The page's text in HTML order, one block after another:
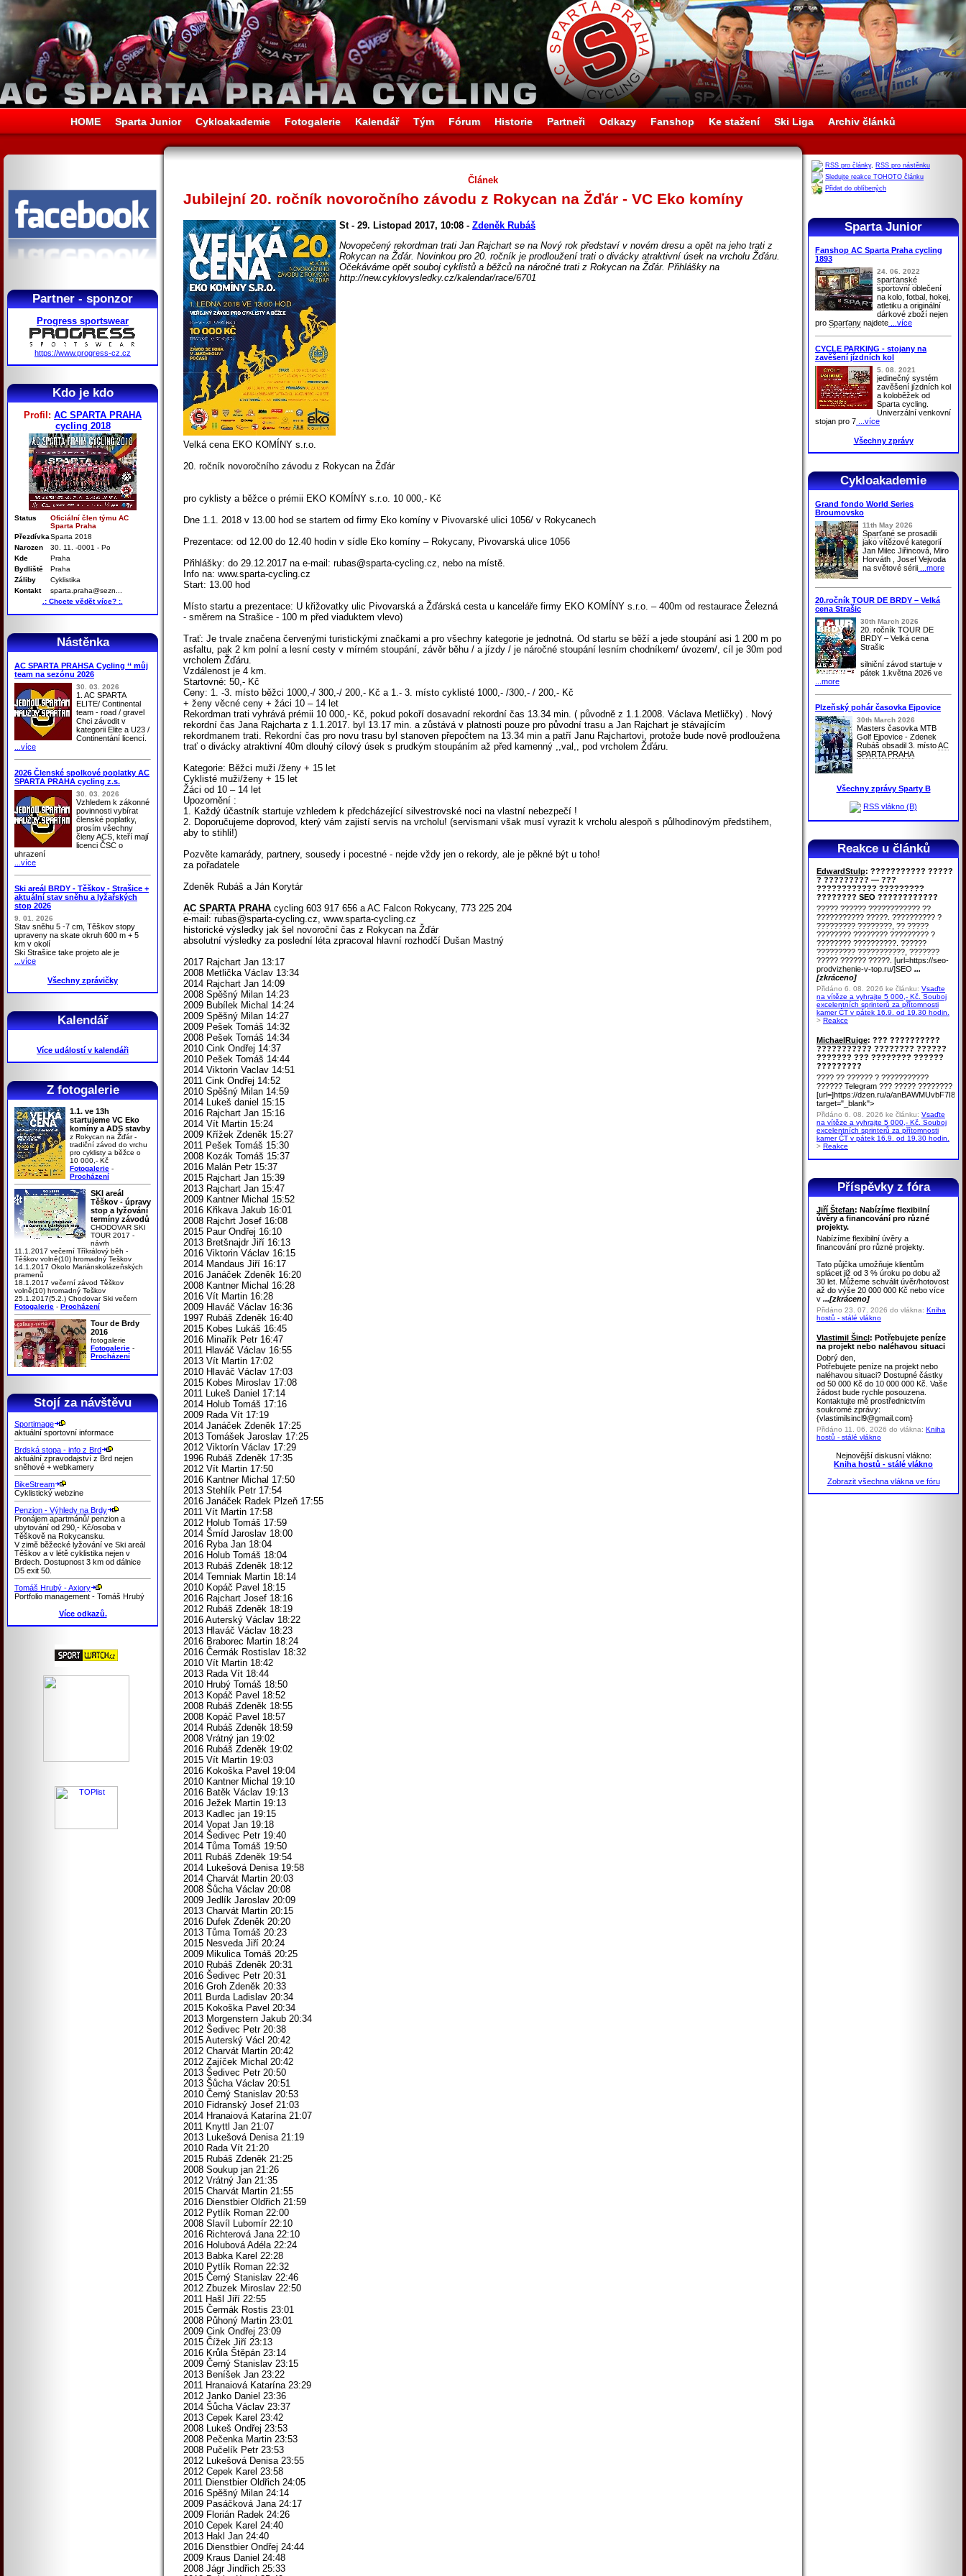
HOME Sparta Junior Cykloakademie Fotogalerie Kalendář Tým Fórum Historie Partneři Odkazy Fanshop Ke stažení Ski Liga Archiv článků
Partner - sponzor
Progress sportswear
https://www.progress-cz.cz
Kdo je kdo
Profil: AC SPARTA PRAHA
cycling 2018
Status
Oficiální člen týmu AC
Sparta Praha
PřezdívkaSparta 2018
Narozen
30. 11. -0001 - Po
Kde
Praha
Bydliště
Praha
Záliby
Cyklistika
Kontakt
sparta.praha@sezn...
.: Chcete vědět více? :.
Nástěnka
AC SPARTA PRAHSA Cycling ‘‘ můj
team na sezónu 2026
30. 03. 2026
1. AC SPARTA
ELITE/ Continental
team - road / gravel
Chci závodit v
kategorii Elite a U23 /
Continentání licencí.
...více
2026 Členské spolkové poplatky AC
SPARTA PRAHA cycling z.s.
30. 03. 2026
Vzhledem k zákonné
povinnosti vybírat
členské poplatky,
prosím všechny
členy ACS, kteří mají
licenci ČSC o
uhrazení
...více
Ski areál BRDY - Těškov - Strašice +
aktuální stav sněhu a lyžařských
stop 2026
9. 01. 2026
Stav sněhu 5 -7 cm, Těškov stopy
upraveny na skate okruh 600 m + 5
km v okolí
Ski Strašice take projeto ale je
...více
Všechny zprávičky
Kalendář
Více událostí v kalendáři
Z fotogalerie
1.1. ve 13h
startujeme VC Eko
komíny a ADS stavby
z Rokycan na Žďár -
tradiční závod do vrchu
pro cyklisty a běžce o
10 000,- Kč
Fotogalerie -
Procházení
SKI areál
Těškov - úpravy
stop a lyžování
termíny závodů
CHODOVAR SKI
TOUR 2017 -
návrh
11.1.2017 večerní Tříkrálový běh -
Těškov volně(10) hromadný Teškov
14.1.2017 Okolo Mariánskolázeňských
pramenů
18.1.2017 večerní závod Těškov
volně(10) hromadný Teškov
25.1.2017(5.2.) Chodovar Ski večern
Fotogalerie - Procházení
Tour de Brdy
2016
fotogalerie
Fotogalerie -
Procházení
Stojí za návštěvu
Sportimage
aktuální sportovní informace
Brdská stopa - info z Brd
aktuální zpravodajství z Brd nejen
sněhové + webkamery
BikeStream
Cyklistický webzine
Penzion - Výhledy na Brdy
Pronájem apartmánů/ penzion a
ubytování od 290,- Kč/osoba v
Těškově na Rokycansku.
V zimě běžecké lyžování ve Ski areál
Těškov a v létě cyklistika nejen v
Brdech. Dostupnost 3 km od dálnice
D5 exit 50.
Tomáš Hrubý - Axiory
Portfolio management - Tomáš Hrubý
Více odkazů.
Článek
Jubilejní 20. ročník novoročního závodu z Rokycan na Žďár - VC Eko komíny
St - 29. Listopad 2017, 10:08 - Zdeněk Rubáš
Novopečený rekordman trati Jan Rajchart se na Nový rok představí v novém dresu a opět na jeho trati z
Rokycan na Žďár. Novinkou pro 20. ročník je prodloužení trati o divácky atraktivní úsek na vrcholu Žďáru.
Očekáváme opět souboj cyklistů a běžců na náročné trati z Rokycan na Žďár. Přihlášky na
http://new.cyklovysledky.cz/kalendar/race/6701
Velká cena EKO KOMÍNY s.r.o.
20. ročník novoročního závodu z Rokycan na Žďár
pro cyklisty a běžce o prémii EKO KOMÍNY s.r.o. 10 000,- Kč
Dne 1.1. 2018 v 13.00 hod se startem od firmy Eko komíny v Pivovarské ulici 1056/ v Rokycanech
Prezentace: od 12.00 do 12.40 hodin v sídle Eko komíny – Rokycany, Pivovarská ulice 1056
Přihlášky: do 29.12.2017 na e-mail: rubas@sparta-cycling.cz, nebo na místě.
Info na: www.sparta-cycling.cz
Start: 13.00 hod
Místo startu a prezentace: U křižovatky ulic Pivovarská a Žďárská cesta u kanceláře firmy EKO KOMÍNY s.r.o. – 400m od restaurace Železná
- směrem na Strašice - 100 m před viaduktem vlevo)
Trať: Je trvale značena červenými turistickými značkami a pro všechny kategorie je jednotná. Od startu se běží a jede stoupání asi 1 200 m po
asfaltu, pak 2 km polní a lesní cesty v mírném stoupání, závěr běhu / a jízdy / je náročné stoupání lesním chodníkem/ úvozem/, cíl je 30m pod
vrcholem Žďáru.
Vzdálenost je 4 km.
Startovné: 50,- Kč
Ceny: 1. -3. místo běžci 1000,-/ 300,-/ 200,- Kč a 1.- 3. místo cyklisté 1000,- /300,- / 200,- Kč
+ ženy věcné ceny + žáci 10 – 14 let
Rekordman trati vyhrává prémii 10 000,- Kč, pokud pokoří dosavadní rekordní čas 13.34 min. ( původně z 1.1.2008. Václava Metličky) . Nový
rekordní čas Jana Rajcharta z 1.1.2017. byl 13.17 min. a zůstává v platnosti pouze pro původní trasu a Jan Rajchart je stávajícím
rekordmanem trati. Rekordní čas pro novu trasu byl stanoven přepočtem na 13.34 min a patří Janu Rajchartovi, protože bude nově prodloužena
trať o divácky atraktivní 40m dlouhý cílový úsek s prudkým stoupáním až před kamenný ,,val,, pod vrcholem Žďáru.
Kategorie: Běžci muži /ženy + 15 let
Cyklisté muži/ženy + 15 let
Žáci od 10 – 14 let
Upozornění :
1. Každý účastník startuje vzhledem k předcházející silvestrovské noci na vlastní nebezpečí !
2. Doporučujeme doprovod, který vám zajistí servis na vrcholu! (servismani však musí vyrazit k vrcholu alespoň s půlhodinovým předstihem,
aby to stihli!)
Pozvěte kamarády, partnery, sousedy i pocestné - nejde vždy jen o rekordy, ale je pěkné být u toho!
za pořadatele
Zdeněk Rubáš a Ján Korytár
AC SPARTA PRAHA cycling 603 917 656 a AC Falcon Rokycany, 773 225 204
e-mail: rubas@sparta-cycling.cz, www.sparta-cycling.cz
historické výsledky jak šel novoroční čas z Rokycan na Žďár
absolutní výsledky za poslední léta zpracoval hlavní rozhodčí Dušan Mastný
2017 Rajchart Jan 13:17
2008 Metlička Václav 13:34
2014 Rajchart Jan 14:09
2008 Spěšný Milan 14:23
2009 Bubílek Michal 14:24
2009 Spěšný Milan 14:27
2009 Pešek Tomáš 14:32
2008 Pešek Tomáš 14:34
2010 Cink Ondřej 14:37
2010 Pešek Tomáš 14:44
2014 Viktorin Vaclav 14:51
2011 Cink Ondřej 14:52
2010 Spěšný Milan 14:59
2014 Lukeš daniel 15:15
2016 Rajchart Jan 15:16
2014 Vít Martin 15:24
2009 Křížek Zdeněk 15:27
2011 Pešek Tomáš 15:30
2008 Kozák Tomáš 15:37
2016 Malán Petr 15:37
2015 Rajchart Jan 15:39
2013 Rajchart Jan 15:47
2009 Kantner Michal 15:52
2016 Křikava Jakub 16:01
2008 Rajchrt Josef 16:08
2015 Paur Ondřej 16:10
2013 Bretšnajdr Jiří 16:13
2016 Viktorin Václav 16:15
2014 Mandaus Jiří 16:17
2016 Janáček Zdeněk 16:20
2008 Kantner Michal 16:28
2016 Vít Martin 16:28
2009 Hlaváč Václav 16:36
1997 Rubáš Zdeněk 16:40
2015 Kobes Lukáš 16:45
2016 Minařík Petr 16:47
2011 Hlaváč Václav 16:55
2013 Vít Martin 17:02
2010 Hlaváč Václav 17:03
2015 Kobes Miroslav 17:08
2011 Lukeš Daniel 17:14
2014 Holub Tomáš 17:16
2009 Rada Vít 17:19
2014 Janáček Zdeněk 17:25
2013 Tomášek Jaroslav 17:25
2012 Viktorín Václav 17:29
1996 Rubáš Zdeněk 17:35
2012 Vít Martin 17:50
2016 Kantner Michal 17:50
2013 Stehlík Petr 17:54
2016 Janáček Radek Plzeň 17:55
2011 Vít Martin 17:58
2012 Holub Tomáš 17:59
2014 Šmíd Jaroslav 18:00
2016 Ryba Jan 18:04
2016 Holub Tomáš 18:04
2013 Rubáš Zdeněk 18:12
2014 Temniak Martin 18:14
2010 Kopáč Pavel 18:15
2016 Rajchart Josef 18:16
2012 Rubáš Zdeněk 18:19
2016 Auterský Václav 18:22
2013 Hlaváč Václav 18:23
2016 Braborec Martin 18:24
2016 Čermák Rostislav 18:32
2010 Vít Martin 18:42
2013 Rada Vít 18:44
2010 Hrubý Tomáš 18:50
2013 Kopáč Pavel 18:52
2008 Rubáš Zdeněk 18:55
2008 Kopáč Pavel 18:57
2014 Rubáš Zdeněk 18:59
2008 Vrátný jan 19:02
2016 Rubáš Zdeněk 19:02
2015 Vít Martin 19:03
2016 Kokoška Pavel 19:04
2010 Kantner Michal 19:10
2016 Batěk Václav 19:13
2016 Ježek Martin 19:13
2013 Kadlec jan 19:15
2014 Vopat Jan 19:18
2014 Šedivec Petr 19:40
2014 Tůma Tomáš 19:50
2011 Rubáš Zdeněk 19:54
2014 Lukešová Denisa 19:58
2014 Charvát Martin 20:03
2008 Šůcha Václav 20:08
2009 Jedlík Jaroslav 20:09
2013 Charvát Martin 20:15
2016 Dufek Zdeněk 20:20
2013 Tůma Tomáš 20:23
2015 Nesveda Jiří 20:24
2009 Mikulica Tomáš 20:25
2010 Rubáš Zdeněk 20:31
2016 Šedivec Petr 20:31
2016 Groh Zdeněk 20:33
2011 Burda Ladislav 20:34
2015 Kokoška Pavel 20:34
2013 Morgenstern Jakub 20:34
2012 Šedivec Petr 20:38
2015 Auterský Václ 20:42
2012 Charvát Martin 20:42
2012 Zajíček Michal 20:42
2013 Šedivec Petr 20:50
2013 Šůcha Václav 20:51
2010 Černý Stanislav 20:53
2010 Fidranský Josef 21:03
2014 Hranaiová Katarína 21:07
2011 Knyttl Jan 21:07
2013 Lukešová Denisa 21:19
2010 Rada Vít 21:20
2015 Rubáš Zdeněk 21:25
2008 Soukup jan 21:26
2012 Vrátný Jan 21:35
2015 Charvát Martin 21:55
2016 Dienstbier Oldřich 21:59
2012 Pytlík Roman 22:00
2008 Slavíl Lubomír 22:10
2016 Richterová Jana 22:10
2016 Holubová Adéla 22:24
2013 Babka Karel 22:28
2010 Pytlík Roman 22:32
2015 Černý Stanislav 22:46
2012 Zbuzek Miroslav 22:50
2011 Hašl Jiří 22:55
2015 Čermák Rostis 23:01
2008 Půhoný Martin 23:01
2009 Cink Ondřej 23:09
2015 Čížek Jiří 23:13
2016 Krůla Štěpán 23:14
2009 Černý Stanislav 23:15
2013 Beníšek Jan 23:22
2011 Hranaiová Katarína 23:29
2012 Janko Daniel 23:36
2014 Šůcha Václav 23:37
2013 Cepek Karel 23:42
2008 Lukeš Ondřej 23:53
2008 Pečenka Martin 23:53
2008 Pučelík Petr 23:53
2012 Lukešová Denisa 23:55
2012 Cepek Karel 23:58
2011 Dienstbier Oldřich 24:05
2016 Spěšný Milan 24:14
2009 Pasáčková Jana 24:17
2009 Florián Radek 24:26
2010 Cepek Karel 24:40
2013 Hakl Jan 24:40
2016 Dienstbier Ondřej 24:44
2009 Kraus Daniel 24:48
2008 Jágr Jindřich 25:33
RSS pro články, RSS pro nástěnku
Sledujte reakce TOHOTO článku
Přidat do oblíbených
Sparta Junior
Fanshop AC Sparta Praha cycling
1893
24. 06. 2022
sparťanské
sportovní oblečení
na kolo, fotbal, hokej,
atletiku a originální
dárkové zboží nejen
pro Sparťany najdete ...více
CYCLE PARKING - stojany na
zavěšení jízdních kol
5. 08. 2021
jedinečný systém
zavěšení jízdních kol
a koloběžek od
Sparta cycling.
Univerzální venkovní
stojan pro 7 ...více
Všechny zprávy
Cykloakademie
Grand fondo World Series
Broumovsko
11th May 2026
Sparťané se prosadili
jako vítězové kategorií
Jan Milec Jiřincová, Miro
Horváth , Josef Vejvoda
na světové sérii ...more
20.ročník TOUR DE BRDY – Velká
cena Strašic
30th March 2026
20. ročník TOUR DE
BRDY – Velká cena
Strašic
silniční závod startuje v
pátek 1.května 2026 ve
...more
Plzeňský pohár časovka Ejpovice
30th March 2026
Masters časovka MTB
Golf Ejpovice - Zdenek
Rubáš obsadil 3. místoAC
SPARTA PRAHA
Všechny zprávy Sparty B
RSS vlákno (B)
Reakce u článků
EdwardStulp: ??????????? ?????
? ????????? — ???
???????????? ?????????
???????? SEO ????????????
????? ?????? ???????????? ??
??????????? ?????. ?????????? ?
????????? ????????, ?? ?????
???????? ???????? ????????? ?
???????? ??????????. ??????
????????? ???????????, ???????
????? ?????? ?????. [url=https://seo-
prodvizhenie-v-top.ru/]SEO ...
[zkráceno]
Přidáno 6. 08. 2026 ke článku: Vsaďte
na vítěze a vyhrajte 5 000,- Kč. Souboj
excelentních sprinterů za přítomnosti
kamer ČT v pátek 16.9. od 19.30 hodin.
> Reakce
MichaelRuige: ??? ??????????
??????????? ???????? ??????
??????? ??? ???????? ??????
?????????
???? ?? ?????? ? ???????????
?????? Telegram ??? ????? ????????
[url=]https://dzen.ru/a/
target="_blank">
Přidáno 6. 08. 2026 ke článku: Vsaďte
na vítěze a vyhrajte 5 000,- Kč. Souboj
excelentních sprinterů za přítomnosti
kamer ČT v pátek 16.9. od 19.30 hodin.
> Reakce
Příspěvky z fóra
Jiří Štefan: Nabízíme flexibilní
úvěry a financování pro různé
projekty.
Nabízíme flexibilní úvěry a
financování pro různé projekty.
Tato půjčka umožňuje klientům
splácet již od 3 % úroku po dobu až
30 let. Můžeme schválit úvěr/hotovost
až do výše 20 000 000 Kč nebo více
v ...[zkráceno]
Přidáno 23. 07. 2026 do vlákna: Kniha
hostů - stálé vlákno
Vlastimil Šincl: Potřebujete peníze
na projekt nebo naléhavou situaci
Dobrý den,
Potřebujete peníze na projekt nebo
naléhavou situaci? Dostupné částky
od 50 000 Kč do 10 000 000 Kč. Vaše
žádost bude rychle posouzena.
Kontaktujte mě prostřednictvím
soukromé zprávy:
{vlastimilsincl9@gmail.com}
Přidáno 11. 06. 2026 do vlákna: Kniha
hostů - stálé vlákno
Nejnovější diskusní vlákno:
Kniha hostů - stálé vlákno
Zobrazit všechna vlákna ve fóru